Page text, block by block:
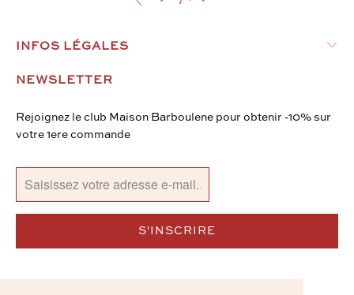
INFOS LÉGALES
NEWSLETTER
Rejoignez le club Maison Barboulene pour obtenir -10% sur
votre 1ere commande